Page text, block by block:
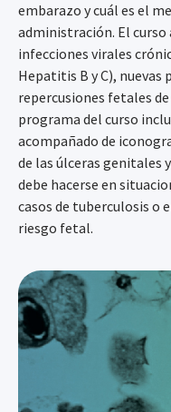
embarazo y cuál es el
administración. El
infecciones virales
Hepatitis B y C),
repercusiones fetales
programa del curso
acompañado de
de las úlceras genitales
debe hacerse en
casos de tuberculosis o
riesgo fetal.